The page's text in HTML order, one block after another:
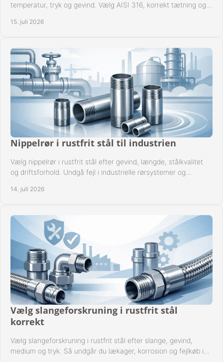
temperatur, tryk og gevind. Vælg AISI 316, korrekt tætning og
15. juli 2026
Nippelrør i rustfrit stål til industrien
Vælg nippelrør i rustfrit stål efter gevind, længde, stålkvalitet
og driftsforhold. Undgå fejl i industrielle rørsystemer og
14. juli 2026
Vælg slangeforskruning i rustfrit stål
korrekt
Vælg slangeforskruning i rustfrit stål efter slange, gevind,
medium og tryk. Så undgår du lækager, korrosion og fejlkøb i